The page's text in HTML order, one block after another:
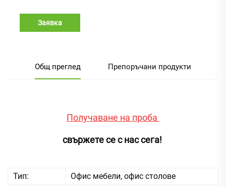
Заявка
Общ преглед Препоръчани продукти
Получаване на проба
свържете се с нас сега!
Тип: Офис мебели, офис столове